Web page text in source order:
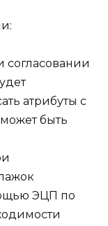
согласовании
атрибуты с
быть
ЭЦП по